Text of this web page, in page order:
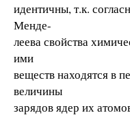
идентичны, т.к.
Менде-
леева свойства
ими
веществ находятся в
величины
зарядов ядер их